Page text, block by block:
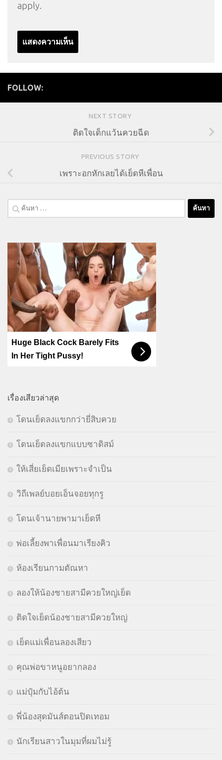
apply.
FOLLOW:
NEXT STORY
ติดใจเด็กแว้นควยฉีด
PREVIOUS STORY
เพราะอกหักเลยได้เย็ดหีเพื่อน
ค้นหา
สำหรับ:
Huge Black Cock Barely Fits
In Her Tight Pussy!
เรื่องเสียวล่าสุด
โดนเย็ดลงแขกกว่ายี่สิบควย
โดนเย็ดลงแขกแบบซาดิสม์
ให้เสี่ยเย็ดเมียเพราะจำเป็น
วิถีเพลย์บอยเอ็นจอยทุกรู
โดนเจ้านายพามาเย็ดหี
พ่อเลี้ยงพาเพื่อนมาเรียงคิว
ห้องเรียนกามตัณหา
ลองให้น้องชายสามีควยใหญ่เย็ด
ติดใจเย็ดน้องชายสามีควยใหญ่
เย็ดแม่เพื่อนลองเสียว
คุณพ่อขาหนูอยากลอง
แม่ปุ๋มกับไอ้ต้น
พี่น้องสุดมันส์ตอนปิดเทอม
นักเรียนสาวในมุมที่ผมไม่รู้